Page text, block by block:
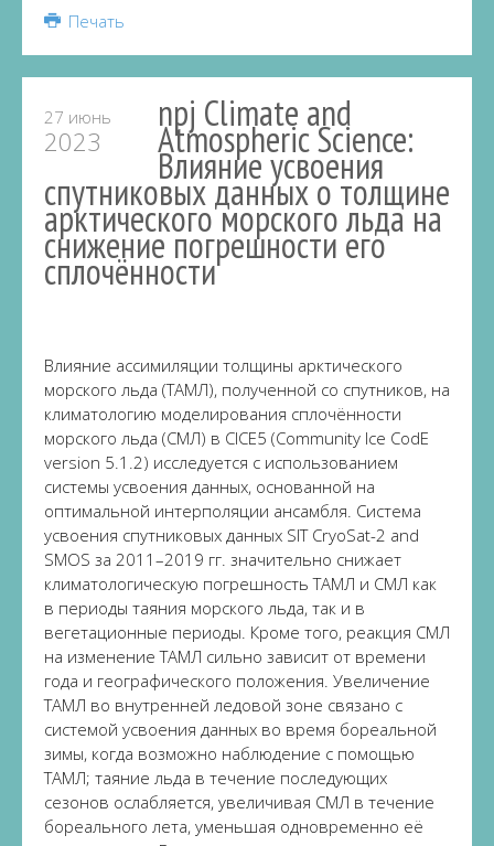
Печать
27 июнь
2023
npj Climate and
Atmospheric Science:
Влияние усвоения
спутниковых данных о толщине
арктического морского льда на
снижение погрешности его
сплочённости
Влияние ассимиляции толщины арктического
морского льда (ТАМЛ), полученной со спутников, на
климатологию моделирования сплочённости
морского льда (СМЛ) в CICE5 (Community Ice CodE
version 5.1.2) исследуется с использованием
системы усвоения данных, основанной на
оптимальной интерполяции ансамбля. Система
усвоения спутниковых данных SIT CryoSat-2 and
SMOS за 2011–2019 гг. значительно снижает
климатологическую погрешность ТАМЛ и СМЛ как
в периоды таяния морского льда, так и в
вегетационные периоды. Кроме того, реакция СМЛ
на изменение ТАМЛ сильно зависит от времени
года и географического положения. Увеличение
ТАМЛ во внутренней ледовой зоне связано с
системой усвоения данных во время бореальной
зимы, когда возможно наблюдение с помощью
ТАМЛ; таяние льда в течение последующих
сезонов ослабляется, увеличивая СМЛ в течение
бореального лета, уменьшая одновременно её